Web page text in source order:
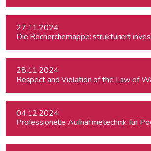
27.11.2024
Die Recherchemappe: strukturiert
28.11.2024
Respect and Violation of the Law of
04.12.2024
Professionelle Aufnahmetechnik für